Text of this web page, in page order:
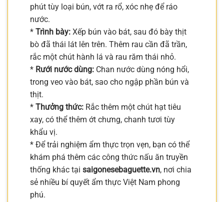
phút tùy loại bún, vớt ra rổ, xóc nhẹ để ráo
nước.
* Trình bày: Xếp bún vào bát, sau đó bày thịt
bò đã thái lát lên trên. Thêm rau cần đã trần,
rắc một chút hành lá và rau răm thái nhỏ.
* Rưới nước dùng: Chan nước dùng nóng hổi,
trong veo vào bát, sao cho ngập phần bún và
thịt.
* Thưởng thức: Rắc thêm một chút hạt tiêu
xay, có thể thêm ớt chưng, chanh tươi tùy
khẩu vị.
* Để trải nghiệm ẩm thực trọn vẹn, bạn có thể
khám phá thêm các công thức nấu ăn truyền
thống khác tại saigonesebaguette.vn, nơi chia
sẻ nhiều bí quyết ẩm thực Việt Nam phong
phú.